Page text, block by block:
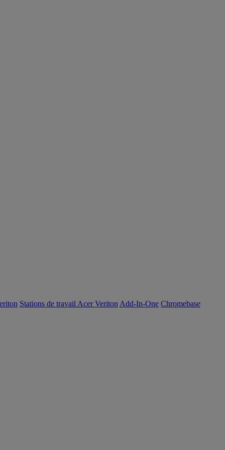
Stations de travail Acer Veriton Add-In-One Chromebase